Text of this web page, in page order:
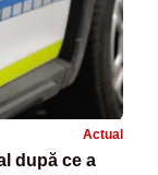
Actual
după ce a